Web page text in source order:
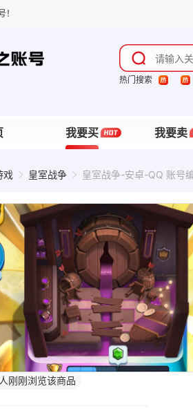
！
热门搜索
我要买 我要卖
戏 皇室战争 皇室战争-安卓-QQ 账号
刚刚浏览该商品
收藏了该商品
发起了砍价